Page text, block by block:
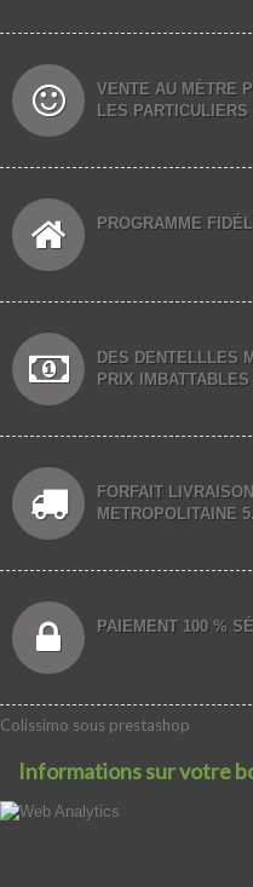
VENTE AU MÈTRE
LES PARTICULIERS
PROGRAMME
DES DENTELLLES
PRIX IMBATTABLES
FORFAIT
METROPOLITAINE
PAIEMENT 100 %
Colissimo sous prestashop
Informations sur votre